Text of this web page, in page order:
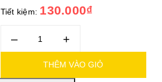
Tiết kiệm: 130.000₫
– +
THÊM VÀO GIỎ